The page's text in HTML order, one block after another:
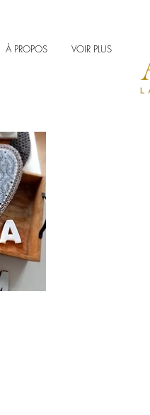
À PROPOS VOIR PLUS